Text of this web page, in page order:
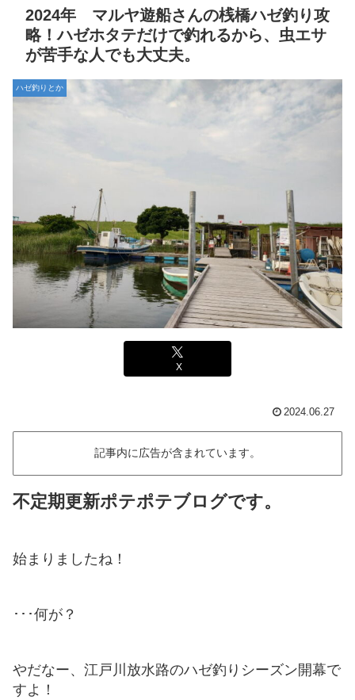
2024年 マルヤ遊船さんの桟橋ハゼ釣り攻
略！ハゼホタテだけで釣れるから、虫エサ
が苦手な人でも大丈夫。
ハゼ釣りとか
X
2024.06.27
記事内に広告が含まれています。
不定期更新ポテポテブログです。
始まりましたね！
･･･何が？
やだなー、江戸川放水路のハゼ釣りシーズン開幕で
すよ！